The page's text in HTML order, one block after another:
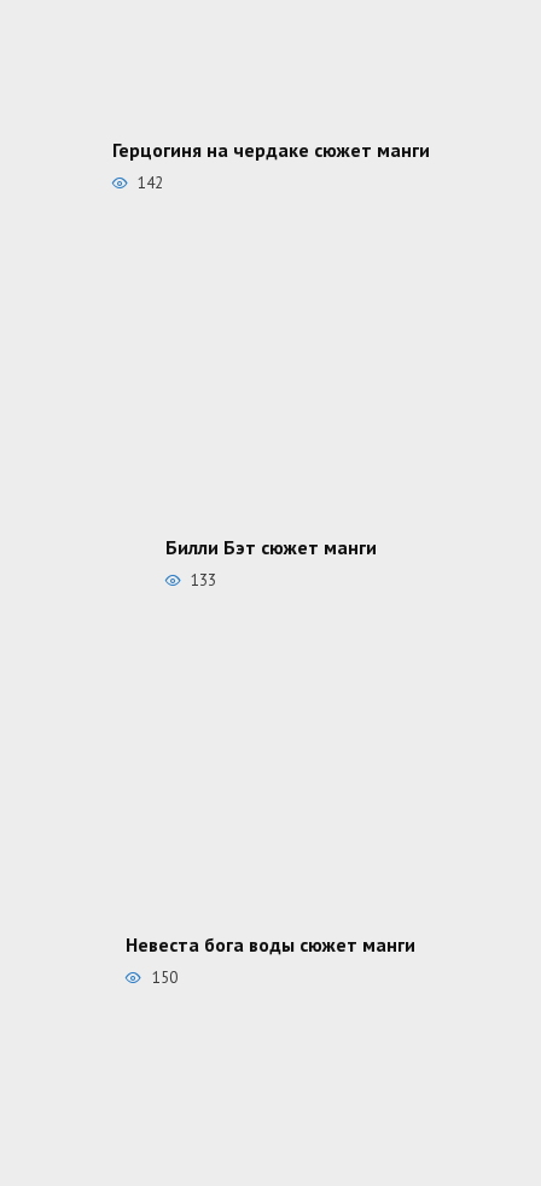
Герцогиня на чердаке сюжет манги
142
Билли Бэт сюжет манги
133
Невеста бога воды сюжет манги
150